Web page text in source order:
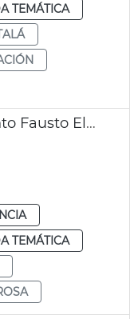
TEMÁTICA
Ampliación estacionamiento Fausto Elio
TEMÁTICA